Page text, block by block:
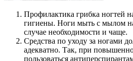
Профилактика грибка ногтей
гигиены. Ноги мыть с мылом
случае необходимости и чаще.
Средства по уходу за ногами
адекватно. Так, при
пользоваться